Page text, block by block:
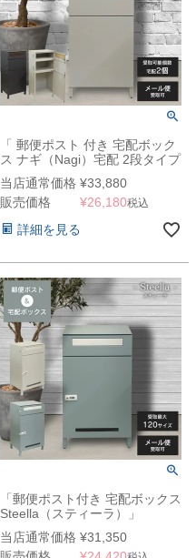
「 郵便ポスト 付き 宅配ボック
ス ナギ（Nagi）宅配 2段タイプ
」
当店通常価格 ¥33,880
販売価格
¥26,180税込
詳細を見る
「郵便ポスト付き 宅配ボックス
Steella（スティーラ）」
当店通常価格 ¥31,350